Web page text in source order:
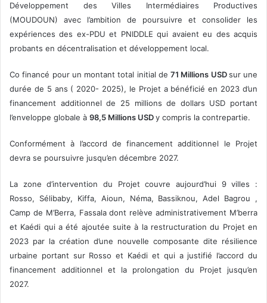
Développement des Villes Intermédiaires Productives
(MOUDOUN) avec l’ambition de poursuivre et consolider les
expériences des ex-PDU et PNIDDLE qui avaient eu des acquis
probants en décentralisation et développement local.
Co financé pour un montant total initial de 71 Millions USDsur une
durée de 5 ans ( 2020- 2025), le Projet a bénéficié en 2023 d’un
financement additionnel de 25 millions de dollars USD portant
l’enveloppe globale à 98,5 Millions USDy compris la contrepartie.
Conformément à l’accord de financement additionnel le Projet
devra se poursuivre jusqu’en décembre 2027.
La zone d’intervention du Projet couvre aujourd’hui 9 villes :
Rosso, Sélibaby, Kiffa, Aioun, Néma, Bassiknou, Adel Bagrou ,
Camp de M’Berra, Fassala dont relève administrativement M’berra
et Kaédi qui a été ajoutée suite à la restructuration du Projet en
2023 par la création d’une nouvelle composante dite résilience
urbaine portant sur Rosso et Kaédi et qui a justifié l’accord du
financement additionnel et la prolongation du Projet jusqu’en
2027.